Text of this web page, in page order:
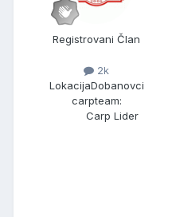
Registrovani Član
2k
LokacijaDobanovci
carpteam:
Carp Lider